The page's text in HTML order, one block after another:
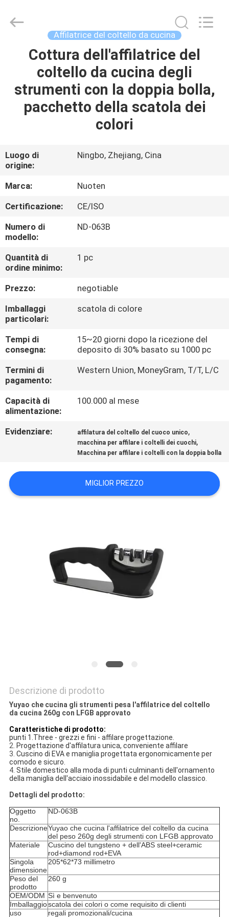
CASA.
PRODOTTI
VIDEO
SU
DI
NOI
VISITA
DELLA
FABBRICA
CONTROLLO
DELLA
QUALITÀ
CONTATTACI
NOTIZIE
UN
PREVENTIVO
PRIVACY
Norton
Electric
Affilatrice del coltello da cucina
Cottura dell'affilatrice del
coltello da cucina degli
strumenti con la doppia bolla,
pacchetto della scatola dei
colori
Luogo di
origine:
Ningbo, Zhejiang, Cina
Marca:
Nuoten
Certificazione:
CE/ISO
Numero di
modello:
ND-063B
Quantità di
ordine minimo:
1 pc
Prezzo:
negotiable
Imballaggi
particolari:
scatola di colore
Tempi di
consegna:
15~20 giorni dopo la ricezione del
deposito di 30% basato su 1000 pc
Termini di
pagamento:
Western Union, MoneyGram, T/T, L/C
Capacità di
alimentazione:
100.000 al mese
Evidenziare: affilatura del coltello del cuoco unico,
macchina per affilare i coltelli dei cuochi,
Macchina per affilare i coltelli con la doppia bolla
MIGLIOR PREZZO
Descrizione di prodotto
Yuyao che cucina gli strumenti pesa l'affilatrice del coltello
da cucina 260g con LFGB approvato
Caratteristiche di prodotto:
punti 1.Three - grezzi e fini - affilare progettazione.
2. Progettazione d'affilatura unica, conveniente affilare
3. Cuscino di EVA e maniglia progettata ergonomicamente per
comodo e sicuro.
4. Stile domestico alla moda di punti culminanti dell'ornamento
della maniglia dell'acciaio inossidabile e del modello classico.
Dettagli del prodotto:
Oggetto
no.
ND-063B
DescrizioneYuyao che cucina l'affilatrice del coltello da cucina
del peso 260g degli strumenti con LFGB approvato
Materiale
Cuscino del tungsteno + dell'ABS steel+ceramic
rod+diamond rod+EVA
Singola
dimensione
205*62*73 millimetro
Peso del
prodotto
260 g
OEM/ODM Sì e benvenuto
Imballaggioscatola dei colori o come requisito di clienti
uso
regali promozionali/cucina